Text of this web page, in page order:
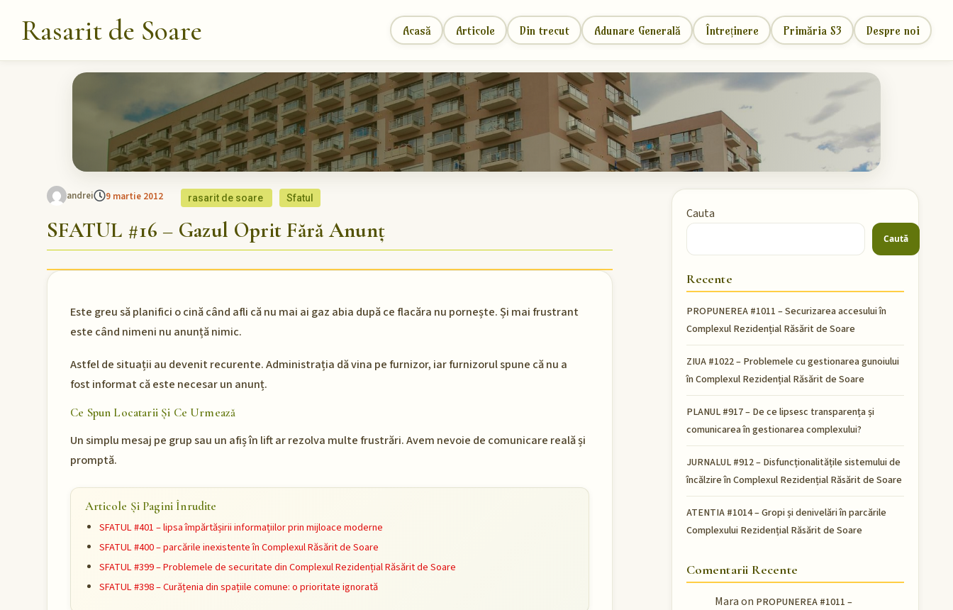
Rasarit de Soare Acasă Articole Din trecut Adunare Generală Întreținere Primăria S3 Despre noi
andrei 9 martie 2012 rasarit de soare Sfatul
SFATUL #16 – Gazul Oprit Fără Anunț
Este greu să planifici o cină când afli că nu mai ai gaz abia după ce flacăra nu pornește. Și mai frustrant
este când nimeni nu anunță nimic.
Astfel de situații au devenit recurente. Administrația dă vina pe furnizor, iar furnizorul spune că nu a
fost informat că este necesar un anunț.
Ce Spun Locatarii Și Ce Urmează
Un simplu mesaj pe grup sau un afiș în lift ar rezolva multe frustrări. Avem nevoie de comunicare reală și
promptă.
Articole Și Pagini Înrudite
SFATUL #401 – lipsa împărtășirii informațiilor prin mijloace moderne
SFATUL #400 – parcările inexistente în Complexul Răsărit de Soare
SFATUL #399 – Problemele de securitate din Complexul Rezidențial Răsărit de Soare
SFATUL #398 – Curățenia din spațiile comune: o prioritate ignorată
Cauta
Caută
Recente
PROPUNEREA #1011 – Securizarea accesului în
Complexul Rezidențial Răsărit de Soare
ZIUA #1022 – Problemele cu gestionarea gunoiului
în Complexul Rezidențial Răsărit de Soare
PLANUL #917 – De ce lipsesc transparența și
comunicarea în gestionarea complexului?
JURNALUL #912 – Disfuncționalitățile sistemului de
încălzire în Complexul Rezidențial Răsărit de Soare
ATENTIA #1014 – Gropi și denivelări în parcările
Complexului Rezidențial Răsărit de Soare
Comentarii Recente
Maraon PROPUNEREA #1011 –